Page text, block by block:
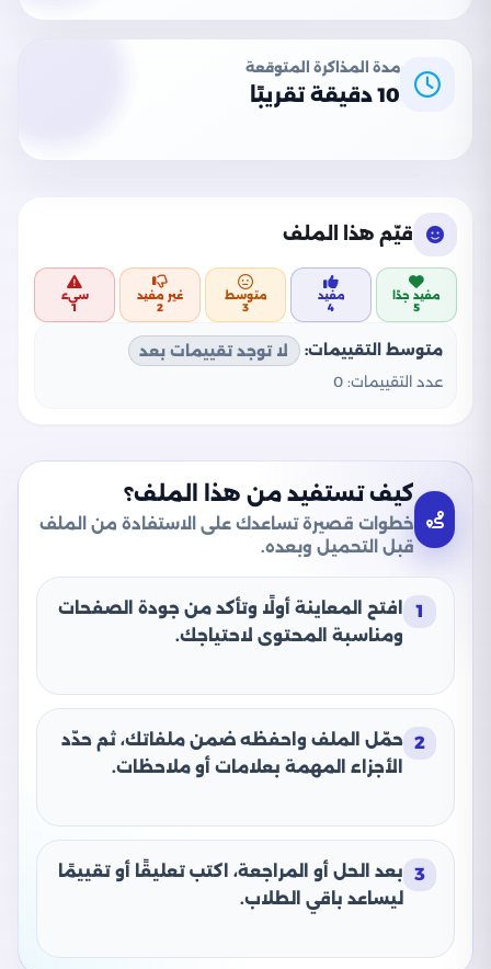
مدة المذاكرة المتوقعة
10 دقيقة تقريبًا
قيّم هذا الملف
مفيد جدًا
5
مفيد
4
متوسط
3
غير مفيد
2
سيء
1
متوسط التقييمات:
لا توجد تقييمات بعد
عدد التقييمات: 0
كيف تستفيد من هذا الملف؟
خطوات قصيرة تساعدك على الاستفادة من الملف
قبل التحميل وبعده.
1
افتح المعاينة أولًا وتأكد من جودة الصفحات
ومناسبة المحتوى لاحتياجك.
2 حمّل الملف واحفظه ضمن ملفاتك، ثم حدّد
الأجزاء المهمة بعلامات أو ملاحظات.
3
بعد الحل أو المراجعة، اكتب تعليقًا أو تقييمًا
ليساعد باقي الطلاب.